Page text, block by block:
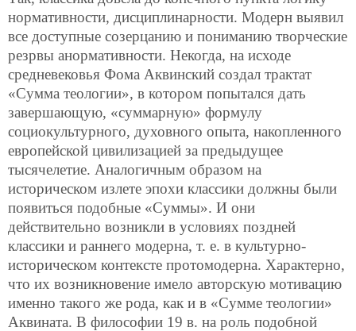
нормативности, дисциплинарности. Модерн выявил
все доступные созерцанию и пониманию творческие
резрвы анормативности. Некогда, на исходе
средневековья Фома Аквинский создал трактат
«Сумма теологии», в котором попытался дать
завершающую, «суммарную» формулу
социокультурного, духовного опыта, накопленного
европейской цивилизацией за предыдущее
тысячелетие. Аналогичным образом на
историческом излете эпохи классики должны были
появиться подобные «Суммы». И они
действительно возникли в условиях поздней
классики и раннего модерна, т. е. в культурно-
историческом контексте протомодерна. Характерно,
что их возникновение имело авторскую мотивацию
именно такого же рода, как и в «Сумме теологии»
Аквината. В философии 19 в. на роль подобной